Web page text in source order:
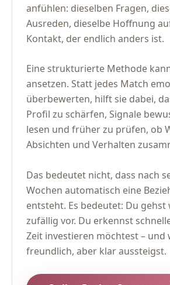
anfühlen: dieselben Fragen,
Ausreden, dieselbe Hoffnung
Kontakt, der endlich anders ist.
Eine strukturierte Methode
ansetzen. Statt jedes Match
überbewerten, hilft sie dabei,
Profil zu schärfen, Signale
lesen und früher zu prüfen, ob
Absichten und Verhalten
Das bedeutet nicht, dass nach
Wochen automatisch eine
entsteht. Es bedeutet: Du gehst
zufällig vor. Du erkennst
Zeit investieren möchtest – und
freundlich, aber klar aussteigst.